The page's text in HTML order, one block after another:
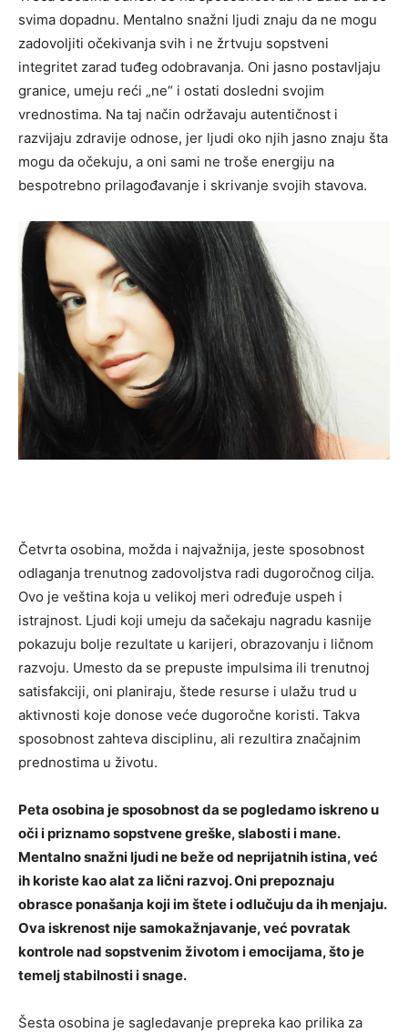
svima dopadnu. Mentalno snažni ljudi znaju da ne mogu
zadovoljiti očekivanja svih i ne žrtvuju sopstveni
integritet zarad tuđeg odobravanja. Oni jasno postavljaju
granice, umeju reći „ne“ i ostati dosledni svojim
vrednostima. Na taj način održavaju autentičnost i
razvijaju zdravije odnose, jer ljudi oko njih jasno znaju šta
mogu da očekuju, a oni sami ne troše energiju na
bespotrebno prilagođavanje i skrivanje svojih stavova.
Četvrta osobina, možda i najvažnija, jeste sposobnost
odlaganja trenutnog zadovoljstva radi dugoročnog cilja.
Ovo je veština koja u velikoj meri određuje uspeh i
istrajnost. Ljudi koji umeju da sačekaju nagradu kasnije
pokazuju bolje rezultate u karijeri, obrazovanju i ličnom
razvoju. Umesto da se prepuste impulsima ili trenutnoj
satisfakciji, oni planiraju, štede resurse i ulažu trud u
aktivnosti koje donose veće dugoročne koristi. Takva
sposobnost zahteva disciplinu, ali rezultira značajnim
prednostima u životu.
Peta osobina je sposobnost da se pogledamo iskreno u
oči i priznamo sopstvene greške, slabosti i mane.
Mentalno snažni ljudi ne beže od neprijatnih istina, već
ih koriste kao alat za lični razvoj. Oni prepoznaju
obrasce ponašanja koji im štete i odlučuju da ih menjaju.
Ova iskrenost nije samokažnjavanje, već povratak
kontrole nad sopstvenim životom i emocijama, što je
temelj stabilnosti i snage.
Šesta osobina je sagledavanje prepreka kao prilika za